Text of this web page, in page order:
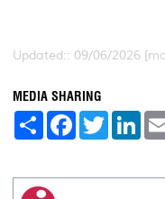
Updated:: 09/06/2026
MEDIA SHARING
S
e
F
a
b
T
w
t
L
e